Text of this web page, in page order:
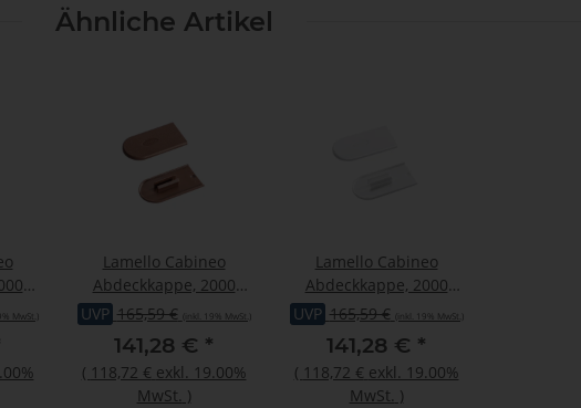
Ähnliche Artikel
MwSt.)
Lamello Cabineo
Abdeckkappe, 2000
Stück, RAL 8007
UVP 165,59 € (inkl. 19% MwSt.)
141,28 € *
( 118,72 € exkl. 19.00%
MwSt. )
Lamello Cabineo
Abdeckkappe, 2000
Stück, RAL 9010
UVP 165,59 € (inkl. 19% MwSt.)
141,28 € *
( 118,72 € exkl. 19.00%
MwSt. )